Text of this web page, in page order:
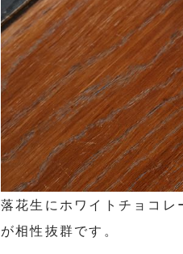
落花生にホワイトチョコ
が相性抜群です。